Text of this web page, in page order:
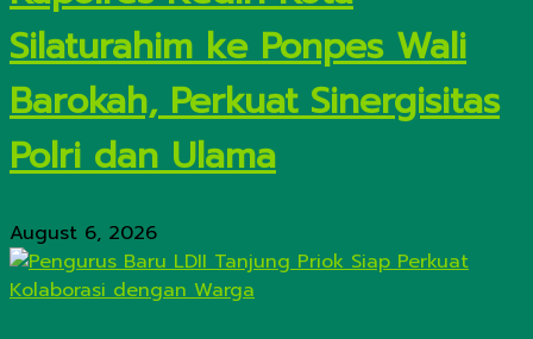
Silaturahim ke Ponpes Wali
Barokah, Perkuat Sinergisitas
Polri dan Ulama
August 6, 2026